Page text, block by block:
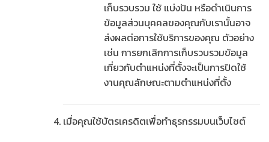
เก็บรวบรวม ใช้ แบ่งปัน หรือดำเนินการ
ข้อมูลส่วนบุคคลของคุณกับเรานั้นอาจ
ส่งผลต่อการใช้บริการของคุณ ตัวอย่าง
เช่น การยกเลิกการเก็บรวบรวมข้อมูล
เกี่ยวกับตำแหน่งที่ตั้งจะเป็นการปิดใช้
งานคุณลักษณะตามตำแหน่งที่ตั้ง
เมื่อคุณใช้บัตรเครดิตเพื่อทำธุรกรรมบนเว็บไซต์